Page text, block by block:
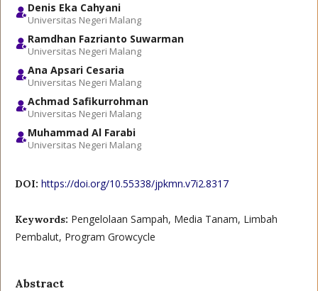
Denis Eka Cahyani
Universitas Negeri Malang
Ramdhan Fazrianto Suwarman
Universitas Negeri Malang
Ana Apsari Cesaria
Universitas Negeri Malang
Achmad Safikurrohman
Universitas Negeri Malang
Muhammad Al Farabi
Universitas Negeri Malang
DOI: https://doi.org/10.55338/jpkmn.v7i2.8317
Keywords: Pengelolaan Sampah, Media Tanam, Limbah
Pembalut, Program Growcycle
Abstract